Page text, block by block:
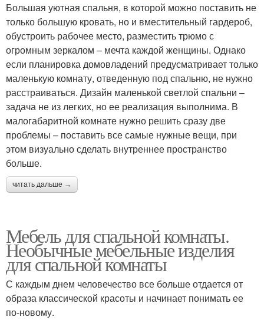
Большая уютная спальня, в которой можно поставить не
только большую кровать, но и вместительный гардероб,
обустроить рабочее место, разместить трюмо с
огромным зеркалом – мечта каждой женщины. Однако
если планировка домовладений предусматривает только
маленькую комнату, отведенную под спальню, не нужно
расстраиваться. Дизайн маленькой светлой спальни –
задача не из легких, но ее реализация выполнима. В
малогабаритной комнате нужно решить сразу две
проблемы – поставить все самые нужные вещи, при
этом визуально сделать внутреннее пространство
больше.
читать дальше →
Мебель для спальной комнаты.
Необычные мебельные изделия
для спальной комнаты
С каждым днем человечество все больше отдается от
образа классической красоты и начинает понимать ее
по-новому.